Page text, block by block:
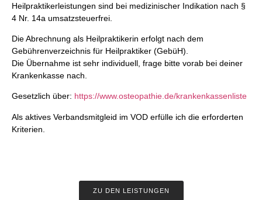
Heilpraktikerleistungen sind bei medizinischer Indikation nach §
4 Nr. 14a umsatzsteuerfrei.
Die Abrechnung als Heilpraktikerin erfolgt nach dem
Gebührenverzeichnis für Heilpraktiker (GebüH).
Die Übernahme ist sehr individuell, frage bitte vorab bei deiner
Krankenkasse nach.
Gesetzlich über: https://www.osteopathie.de/krankenkassenliste
Als aktives Verbandsmitgleid im VOD erfülle ich die erforderten
Kriterien.
ZU DEN LEISTUNGEN